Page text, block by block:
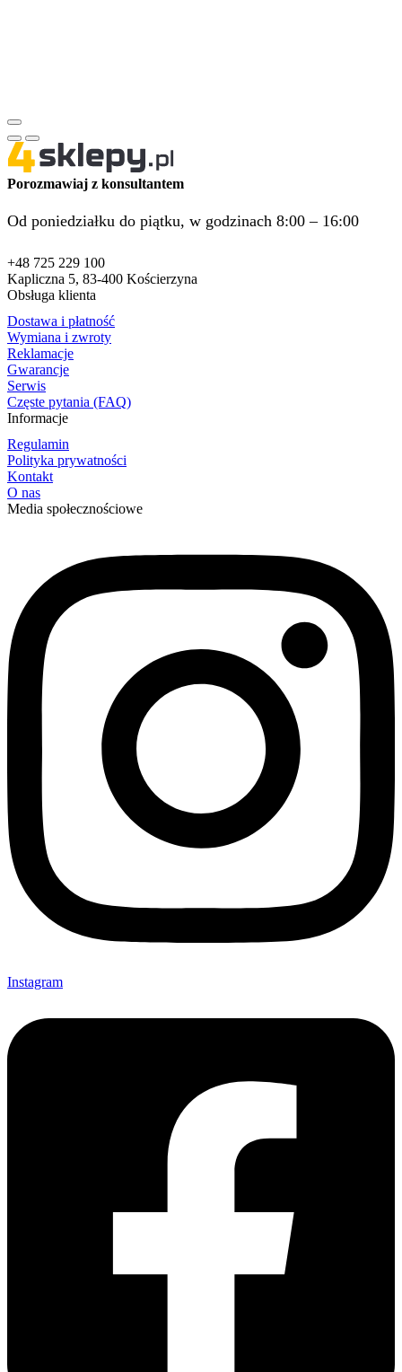
Porozmawiaj z konsultantem
Od poniedziałku do piątku, w godzinach 8:00 – 16:00
+48 725 229 100
Kapliczna 5, 83-400 Kościerzyna
Obsługa klienta
Dostawa i płatność
Wymiana i zwroty
Reklamacje
Gwarancje
Serwis
Częste pytania (FAQ)
Informacje
Regulamin
Polityka prywatności
Kontakt
O nas
Media społecznościowe
Instagram